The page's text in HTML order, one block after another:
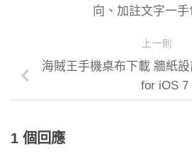
向、加註文字一手
上一則
海賊王手機桌布下載 牆紙
for iOS 7
1 個回應